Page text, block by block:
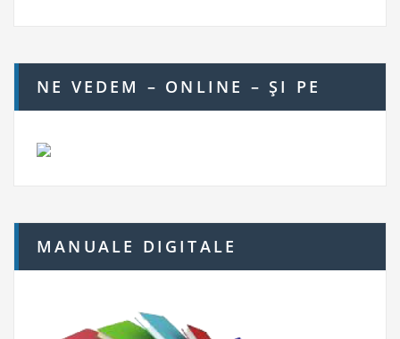
NE VEDEM – ONLINE – ŞI PE
MANUALE DIGITALE